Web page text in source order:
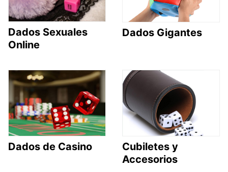
Dados Sexuales
Online
Dados Gigantes
Dados de Casino
Cubiletes y
Accesorios